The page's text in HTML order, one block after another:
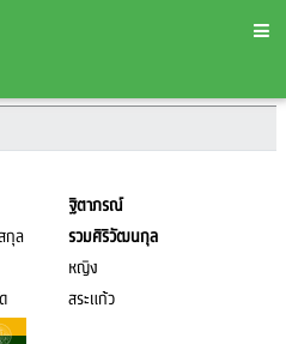
ฐิตาภรณ์
กุล
รวมศิริวัฒนกุล
หญิง
สระแก้ว